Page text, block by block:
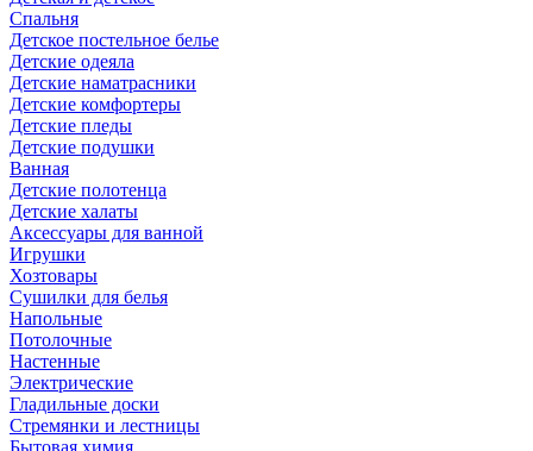
Спальня
Детское постельное белье
Детские одеяла
Детские наматрасники
Детские комфортеры
Детские пледы
Детские подушки
Ванная
Детские полотенца
Детские халаты
Аксессуары для ванной
Игрушки
Хозтовары
Сушилки для белья
Напольные
Потолочные
Настенные
Электрические
Гладильные доски
Стремянки и лестницы
Бытовая химия